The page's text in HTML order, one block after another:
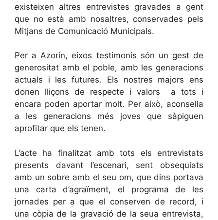
existeixen altres entrevistes gravades a gent
que no està amb nosaltres, conservades pels
Mitjans de Comunicació Municipals.
Per a Azorín, eixos testimonis són un gest de
generositat amb el poble, amb les generacions
actuals i les futures. Els nostres majors ens
donen lliçons de respecte i valors a tots i
encara poden aportar molt. Per això, aconsella
a les generacions més joves que sàpiguen
aprofitar que els tenen.
L’acte ha finalitzat amb tots els entrevistats
presents davant l’escenari, sent obsequiats
amb un sobre amb el seu om, que dins portava
una carta d’agraïment, el programa de les
jornades per a que el conserven de record, i
una còpia de la gravació de la seua entrevista,